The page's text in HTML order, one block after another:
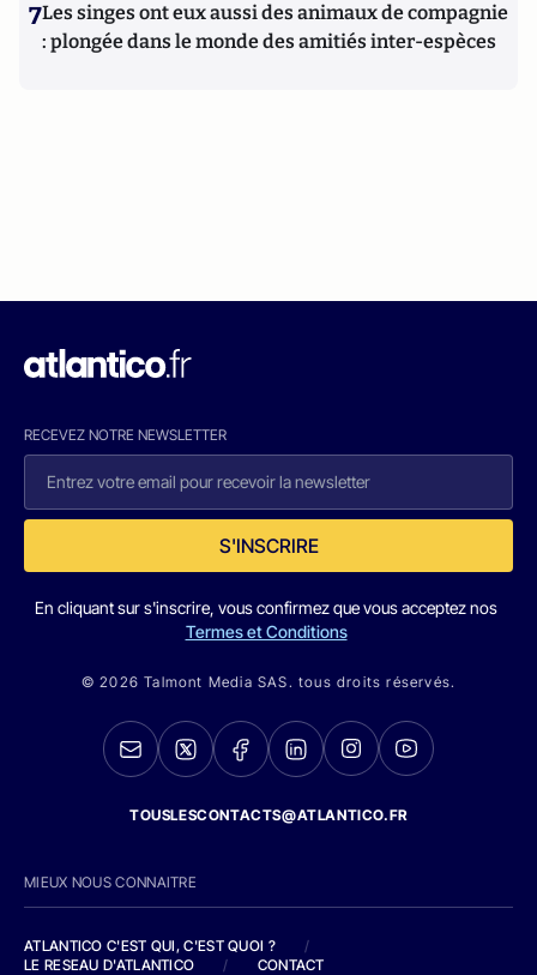
7Les singes ont eux aussi des animaux de compagnie
: plongée dans le monde des amitiés inter-espèces
RECEVEZ NOTRE NEWSLETTER
S'INSCRIRE
En cliquant sur s'inscrire, vous confirmez que vous acceptez nos
Termes et Conditions
© 2026 Talmont Media SAS. tous droits réservés.
TOUSLESCONTACTS@ATLANTICO.FR
MIEUX NOUS CONNAITRE
ATLANTICO C'EST QUI, C'EST QUOI ?
/
LE RESEAU D'ATLANTICO
/ CONTACT